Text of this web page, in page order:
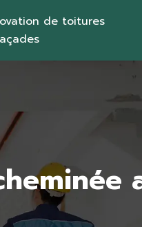
de toitures